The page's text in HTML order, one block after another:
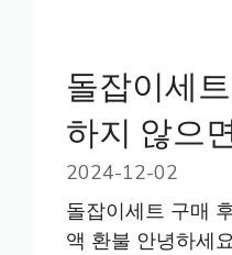
돌잡이세
하지 않으
2024-12-02
돌잡이세트 구매
액 환불 안녕하세